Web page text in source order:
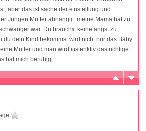
aber das ist sache der einstellung und
Jungen Mutter abhängig. meine Mama hat zu
war. Du brauchst keine angst zu
du dein Kind bekommst wird nicht nur das Baby
Mutter und man wird instenktiv das richtige
hat mich beruhigt